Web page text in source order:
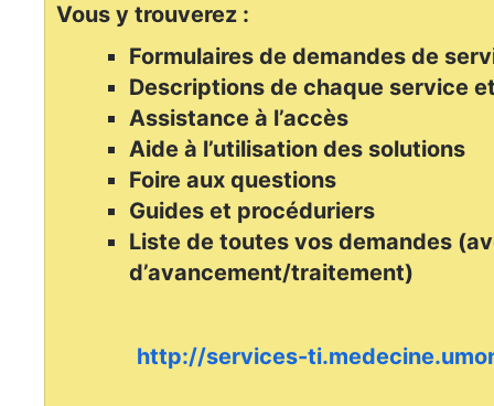
Vous y trouverez :
Formulaires de demandes de
Descriptions de chaque service
Assistance à l’accès
Aide à l’utilisation des solutions
Foire aux questions
Guides et procéduriers
Liste de toutes vos demandes
d’avancement/traitement)
http://services-